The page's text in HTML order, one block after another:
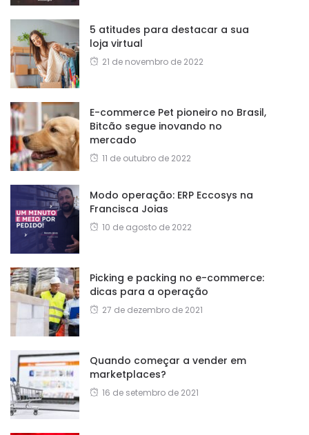
5 atitudes para destacar a sua
loja virtual
21 de novembro de 2022
E-commerce Pet pioneiro no Brasil,
Bitcão segue inovando no
mercado
11 de outubro de 2022
Modo operação: ERP Eccosys na
Francisca Joias
10 de agosto de 2022
Picking e packing no e-commerce:
dicas para a operação
27 de dezembro de 2021
Quando começar a vender em
marketplaces?
16 de setembro de 2021